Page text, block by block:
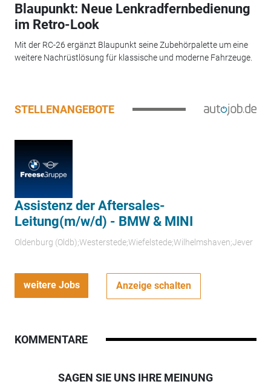
Blaupunkt: Neue Lenkradfernbedienung
im Retro-Look
Mit der RC-26 ergänzt Blaupunkt seine Zubehörpalette um eine
weitere Nachrüstlösung für klassische und moderne Fahrzeuge.
STELLENANGEBOTE
Assistenz der Aftersales-
Leitung(m/w/d) - BMW & MINI
Oldenburg (Oldb);Westerstede;Wiefelstede;Wilhelmshaven;Jever
weitere Jobs Anzeige schalten
KOMMENTARE
SAGEN SIE UNS IHRE MEINUNG